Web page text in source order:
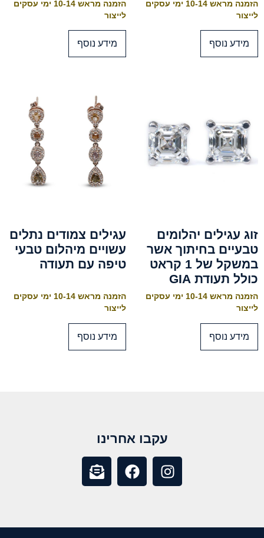
הזמנה מראש 10-14 ימי עסקים
לייצור
מידע נוסף
הזמנה מראש 10-14 ימי עסקים
לייצור
מידע נוסף
זוג עגילים יהלומים
טבעיים בחיתוך אשר
במשקל של 1 קראט
כולל תעודת GIA
הזמנה מראש 10-14 ימי עסקים
לייצור
מידע נוסף
עגילים צמודים נתלים
עשויים מיהלום טבעי
טיפה עם תעודה
הזמנה מראש 10-14 ימי עסקים
לייצור
מידע נוסף
עקבו אחרינו